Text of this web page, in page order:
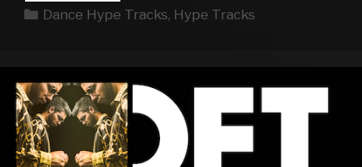
TRACKS
Kategorien
Dance Hype Tracks, Hype Tracks